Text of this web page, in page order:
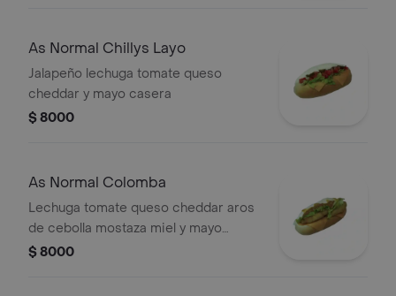
As Normal Chillys Layo
Jalapeño lechuga tomate queso
cheddar y mayo casera
$ 8000
As Normal Colomba
Lechuga tomate queso cheddar aros
de cebolla mostaza miel y mayo
casera
$ 8000